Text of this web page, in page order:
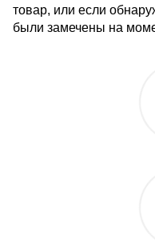
товар, или если
были замечены на